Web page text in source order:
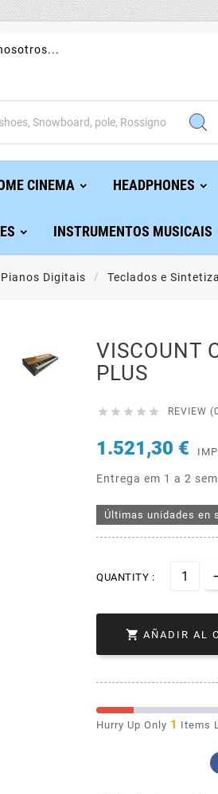
CINEMA HEADPHONES
INSTRUMENTOS MUSICAIS
Digitais Teclados e
VISCOUNT
PLUS
     REVIEW
1.521,30 €
Entrega em 1 a 2
Últimas unidades en
QUANTITY :
 AÑADIR AL
Hurry Up Only 1 Items